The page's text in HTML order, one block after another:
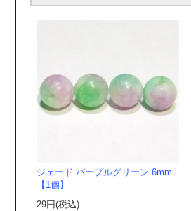
ジェード パープルグリーン 6mm
【1個】
29円(税込)